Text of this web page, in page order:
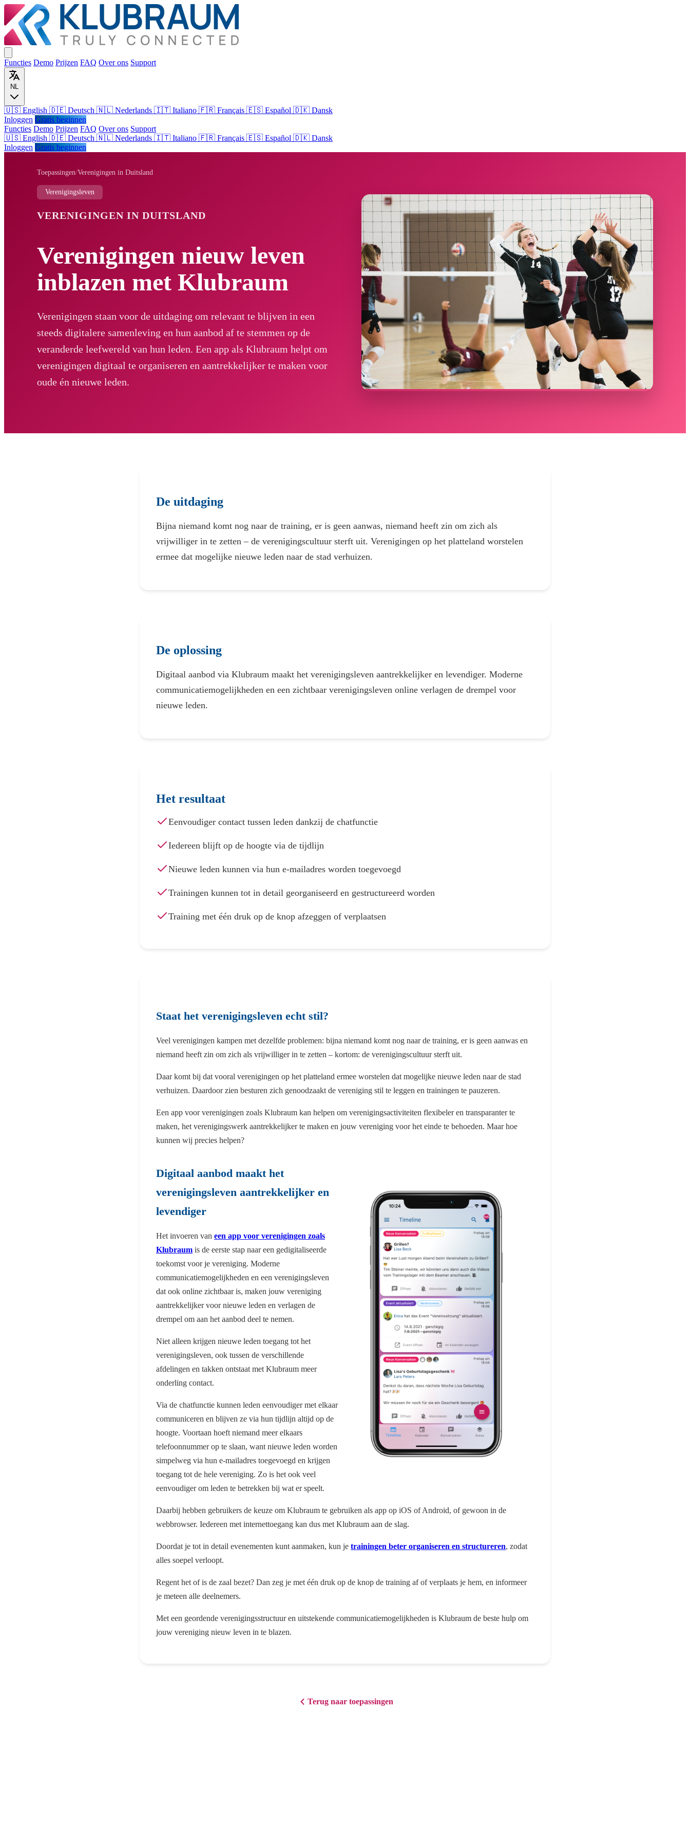
Functies Demo Prijzen FAQ Over ons Support
NL
🇺🇸 English 🇩🇪 Deutsch 🇳🇱 Nederlands 🇮🇹 Italiano 🇫🇷 Français 🇪🇸 Español 🇩🇰 Dansk
Inloggen Gratis beginnen
Functies Demo Prijzen FAQ Over ons Support
🇺🇸 English 🇩🇪 Deutsch 🇳🇱 Nederlands 🇮🇹 Italiano 🇫🇷 Français 🇪🇸 Español 🇩🇰 Dansk
Inloggen Gratis beginnen
Toepassingen/Verenigingen in Duitsland
Verenigingsleven
VERENIGINGEN IN DUITSLAND
Verenigingen nieuw leven
inblazen met Klubraum
Verenigingen staan voor de uitdaging om relevant te blijven in een
steeds digitalere samenleving en hun aanbod af te stemmen op de
veranderde leefwereld van hun leden. Een app als Klubraum helpt om
verenigingen digitaal te organiseren en aantrekkelijker te maken voor
oude én nieuwe leden.
De uitdaging
Bijna niemand komt nog naar de training, er is geen aanwas, niemand heeft zin om zich als
vrijwilliger in te zetten – de verenigingscultuur sterft uit. Verenigingen op het platteland worstelen
ermee dat mogelijke nieuwe leden naar de stad verhuizen.
De oplossing
Digitaal aanbod via Klubraum maakt het verenigingsleven aantrekkelijker en levendiger. Moderne
communicatiemogelijkheden en een zichtbaar verenigingsleven online verlagen de drempel voor
nieuwe leden.
Het resultaat
Eenvoudiger contact tussen leden dankzij de chatfunctie
Iedereen blijft op de hoogte via de tijdlijn
Nieuwe leden kunnen via hun e-mailadres worden toegevoegd
Trainingen kunnen tot in detail georganiseerd en gestructureerd worden
Training met één druk op de knop afzeggen of verplaatsen
Staat het verenigingsleven echt stil?
Veel verenigingen kampen met dezelfde problemen: bijna niemand komt nog naar de training, er is geen aanwas en
niemand heeft zin om zich als vrijwilliger in te zetten – kortom: de verenigingscultuur sterft uit.
Daar komt bij dat vooral verenigingen op het platteland ermee worstelen dat mogelijke nieuwe leden naar de stad
verhuizen. Daardoor zien besturen zich genoodzaakt de vereniging stil te leggen en trainingen te pauzeren.
Een app voor verenigingen zoals Klubraum kan helpen om verenigingsactiviteiten flexibeler en transparanter te
maken, het verenigingswerk aantrekkelijker te maken en jouw vereniging voor het einde te behoeden. Maar hoe
kunnen wij precies helpen?
Digitaal aanbod maakt het
verenigingsleven aantrekkelijker en
levendiger
Het invoeren van een app voor verenigingen zoals
Klubraum is de eerste stap naar een gedigitaliseerde
toekomst voor je vereniging. Moderne
communicatiemogelijkheden en een verenigingsleven
dat ook online zichtbaar is, maken jouw vereniging
aantrekkelijker voor nieuwe leden en verlagen de
drempel om aan het aanbod deel te nemen.
Niet alleen krijgen nieuwe leden toegang tot het
verenigingsleven, ook tussen de verschillende
afdelingen en takken ontstaat met Klubraum meer
onderling contact.
Via de chatfunctie kunnen leden eenvoudiger met elkaar
communiceren en blijven ze via hun tijdlijn altijd op de
hoogte. Voortaan hoeft niemand meer elkaars
telefoonnummer op te slaan, want nieuwe leden worden
simpelweg via hun e-mailadres toegevoegd en krijgen
toegang tot de hele vereniging. Zo is het ook veel
eenvoudiger om leden te betrekken bij wat er speelt.
Daarbij hebben gebruikers de keuze om Klubraum te gebruiken als app op iOS of Android, of gewoon in de
webbrowser. Iedereen met internettoegang kan dus met Klubraum aan de slag.
Doordat je tot in detail evenementen kunt aanmaken, kun je trainingen beter organiseren en structureren, zodat
alles soepel verloopt.
Regent het of is de zaal bezet? Dan zeg je met één druk op de knop de training af of verplaats je hem, en informeer
je meteen alle deelnemers.
Met een geordende verenigingsstructuur en uitstekende communicatiemogelijkheden is Klubraum de beste hulp om
jouw vereniging nieuw leven in te blazen.
Terug naar toepassingen